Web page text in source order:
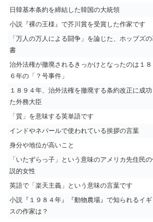
日韓基本条約を締結した韓国の大統領
小説『裸の王様』で芥川賞を受賞した作家です
「万人の万人による闘争」を論じた、ホッブズ
書
治外法権が撤廃されるきっかけとなったのは１８
６年の「？号事件」
１８９４年、治外法権を撤廃する条約改正に成功
た外務大臣
「質」を意味する英単語です
インドやネパールで使われている挨拶の言葉
身分や地位が高いこと
「いたずらっ子」という意味のアメリカ先住民
説的女性
英語で「楽天主義」という意味の言葉です
小説『１９８４年』『動物農場』で知られるイギ
スの作家は？